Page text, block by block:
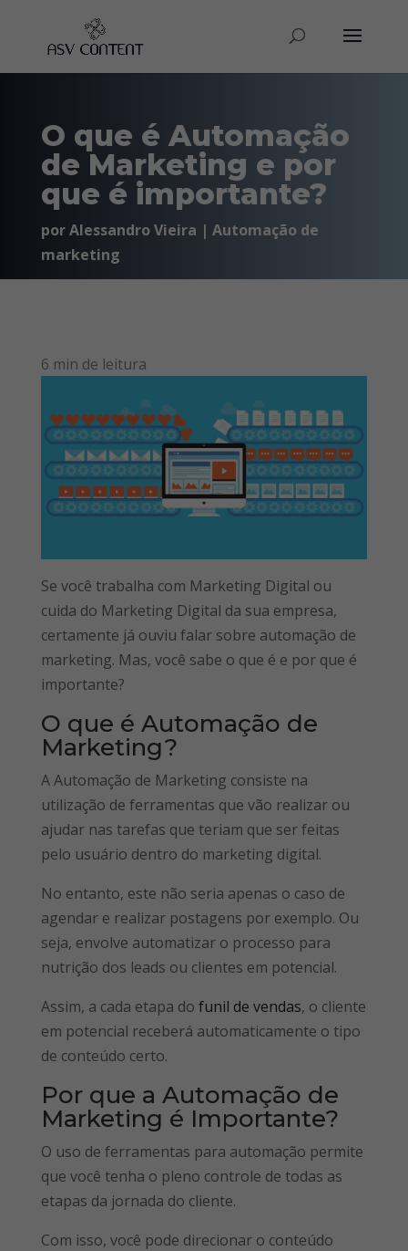
O que é Automação
de Marketing e por
que é importante?
porAlessandro Vieira | Automação de
marketing
6 min de leitura
Se você trabalha com Marketing Digital ou
cuida do Marketing Digital da sua empresa,
certamente já ouviu falar sobre automação de
marketing. Mas, você sabe o que é e por que é
importante?
O que é Automação de
Marketing?
A Automação de Marketing consiste na
utilização de ferramentas que vão realizar ou
ajudar nas tarefas que teriam que ser feitas
pelo usuário dentro do marketing digital.
No entanto, este não seria apenas o caso de
agendar e realizar postagens por exemplo. Ou
seja, envolve automatizar o processo para
nutrição dos leads ou clientes em potencial.
Assim, a cada etapa do funil de vendas, o cliente
em potencial receberá automaticamente o tipo
de conteúdo certo.
Por que a Automação de
Marketing é Importante?
O uso de ferramentas para automação permite
que você tenha o pleno controle de todas as
etapas da jornada do cliente.
Com isso, você pode direcionar o conteúdo